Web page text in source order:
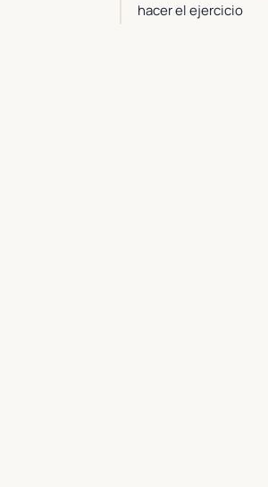
hacer el ejercicio